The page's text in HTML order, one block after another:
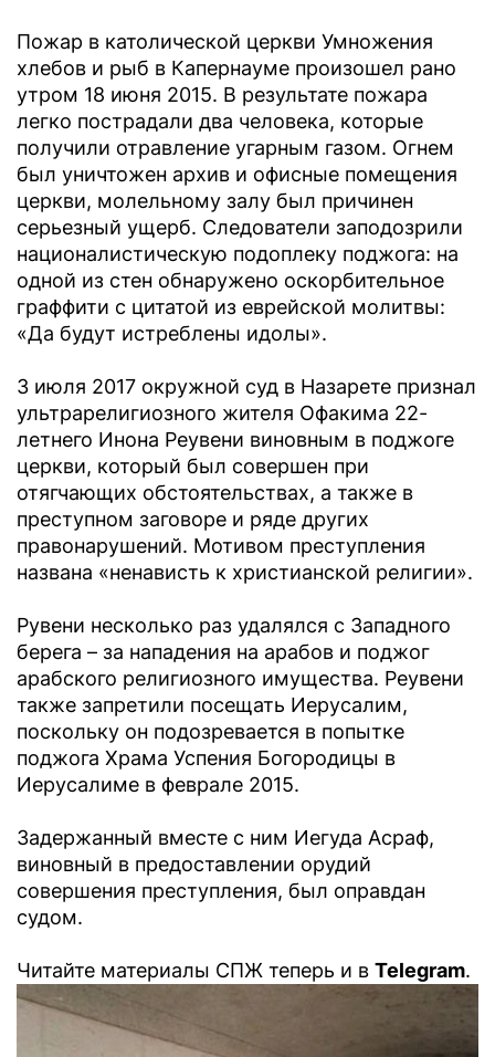
Пожар в католической церкви Умножения
хлебов и рыб в Капернауме произошел рано
утром 18 июня 2015. В результате пожара
легко пострадали два человека, которые
получили отравление угарным газом. Огнем
был уничтожен архив и офисные помещения
церкви, молельному залу был причинен
серьезный ущерб. Следователи заподозрили
националистическую подоплеку поджога: на
одной из стен обнаружено оскорбительное
граффити с цитатой из еврейской молитвы:
«Да будут истреблены идолы».
3 июля 2017 окружной суд в Назарете признал
ультрарелигиозного жителя Офакима 22-
летнего Инона Реувени виновным в поджоге
церкви, который был совершен при
отягчающих обстоятельствах, а также в
преступном заговоре и ряде других
правонарушений. Мотивом преступления
названа «ненависть к христианской религии».
Рувени несколько раз удалялся с Западного
берега – за нападения на арабов и поджог
арабского религиозного имущества. Реувени
также запретили посещать Иерусалим,
поскольку он подозревается в попытке
поджога Храма Успения Богородицы в
Иерусалиме в феврале 2015.
Задержанный вместе с ним Иегуда Асраф,
виновный в предоставлении орудий
совершения преступления, был оправдан
судом.
Читайте материалы СПЖ теперь и в Telegram.